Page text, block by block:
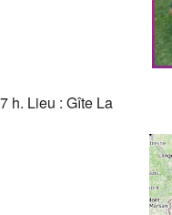
h. Lieu : Gîte La